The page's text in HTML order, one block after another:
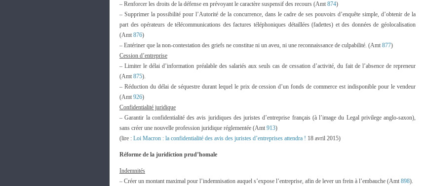
– Renforcer les droits de la défense en prévoyant le caractère suspensif des recours (Amt 874)
– Supprimer la possibilité pour l’Autorité de la concurrence, dans le cadre de ses pouvoirs d’enquête simple, d’obtenir de la
part des opérateurs de télécommunications des factures téléphoniques détaillées (fadettes) et des données de géolocalisation
(Amt 876)
– Entériner que la non-contestation des griefs ne constitue ni un aveu, ni une reconnaissance de culpabilité. (Amt 877)
Cession d’entreprise
– Limiter le délai d’information préalable des salariés aux seuls cas de cessation d’activité, du fait de l’absence de repreneur
(Amt 875).
– Réduction du délai de séquestre durant lequel le prix de cession d’un fonds de commerce est indisponible pour le vendeur
(Amt 926)
Confidentialité juridique
– Garantir la confidentialité des avis juridiques des juristes d’entreprise français (à l’image du Legal privilege anglo-saxon),
sans créer une nouvelle profession juridique réglementée (Amt 913)
(lire : Loi Macron : la confidentialité des avis des juristes d’entreprises attendra ! 18 avril 2015)
Réforme de la juridiction prud’homale
Indemnités
– Créer un montant maximal pour l’indemnisation auquel s’expose l’entreprise, afin de lever un frein à l’embauche (Amt 898).